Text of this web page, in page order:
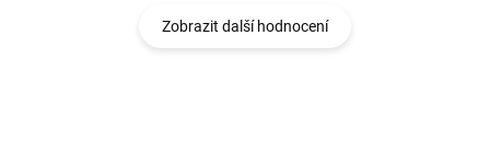
Zobrazit další hodnocení